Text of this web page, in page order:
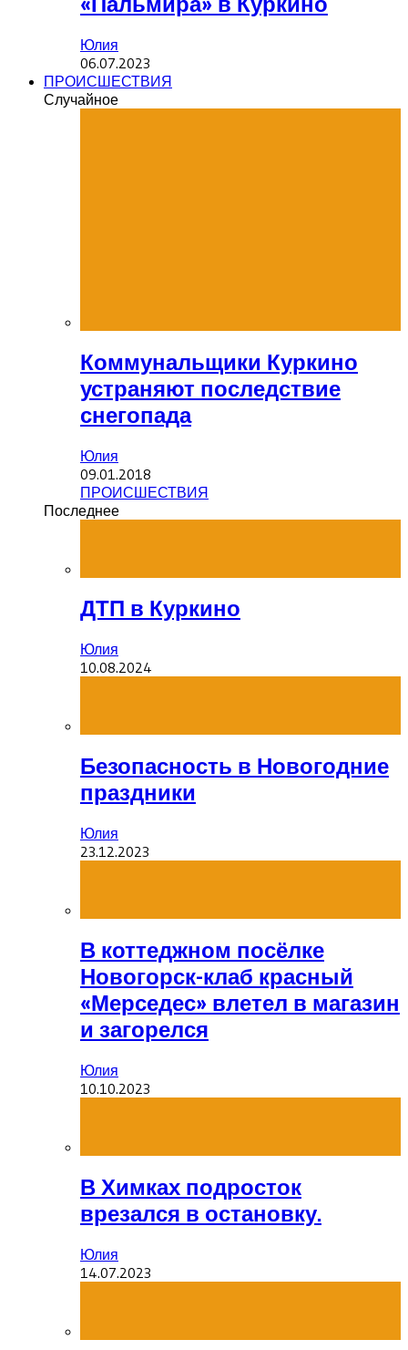
Юлия
06.07.2023
ПРОИСШЕСТВИЯ
Случайное
Коммунальщики Куркино
устраняют последствие
снегопада
Юлия
09.01.2018
ПРОИСШЕСТВИЯ
Последнее
ДТП в Куркино
Юлия
10.08.2024
Безопасность в Новогодние
праздники
Юлия
23.12.2023
В коттеджном посёлке
Новогорск-клаб красный
«Мерседес» влетел в магазин
и загорелся
Юлия
10.10.2023
В Химках подросток
врезался в остановку.
Юлия
14.07.2023